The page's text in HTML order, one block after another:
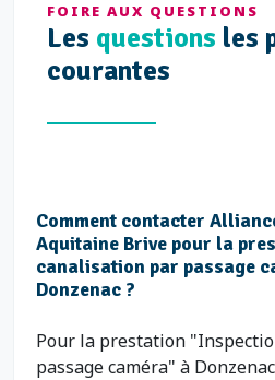
FOIRE AUX QUESTIONS
Les questions les
courantes
Comment contacter
Aquitaine Brive pour la
canalisation par passage
Donzenac ?
Pour la prestation
passage caméra" à